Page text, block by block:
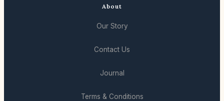
About
Our Story
Contact Us
Journal
Terms & Conditions